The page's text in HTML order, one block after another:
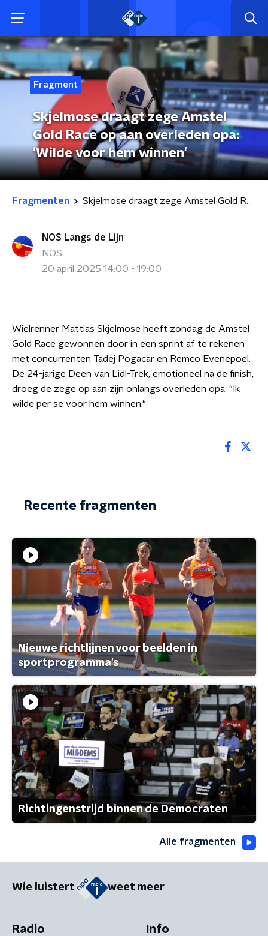
Fragment
Skjelmose draagt zege Amstel
Gold Race op aan overleden opa:
'Wilde voor hem winnen'
Fragmenten Skjelmose draagt zege Amstel Gold Race op aan overleden opa: 'Wilde voor hem winnen'
NOS Langs de Lijn
NOS
20 april 2025 14:00 - 19:00
Wielrenner Mattias Skjelmose heeft zondag de Amstel
Gold Race gewonnen door in een sprint af te rekenen
met concurrenten Tadej Pogacar en Remco Evenepoel.
De 24-jarige Deen van Lidl-Trek, emotioneel na de finish,
droeg de zege op aan zijn onlangs overleden opa. "Ik
wilde per se voor hem winnen."
Recente fragmenten
Nieuwe richtlijnen voor beelden in
sportprogramma's
Richtingenstrijd binnen de Democraten
Alle fragmenten
Wie luistert weet meer
Radio Info